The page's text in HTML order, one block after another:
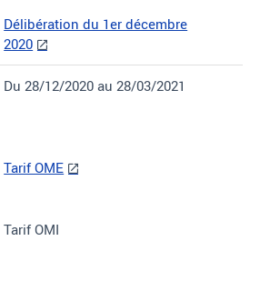
Délibération du 1er décembre
2020
Du 28/12/2020 au 28/03/2021
Tarif OME
Tarif OMI